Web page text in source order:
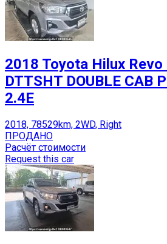
2018 Toyota Hilux Revo
DTTSHT DOUBLE CAB
2.4E
2018, 78529km, 2WD, Right
ПРОДАНО
Расчёт стоимости
Request this car